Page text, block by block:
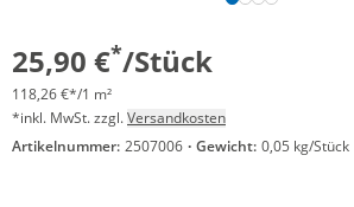
25,90 €*/Stück
118,26 €*/1 m²
*inkl. MwSt. zzgl.Versandkosten
Artikelnummer: 2507006 · Gewicht: 0,05 kg/Stück